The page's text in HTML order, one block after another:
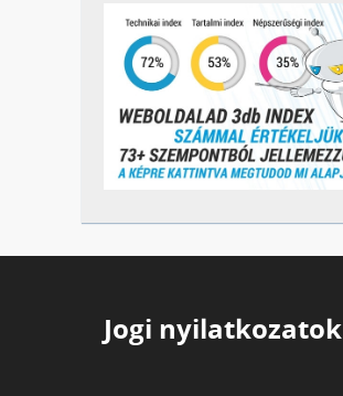
Jogi nyilatkozatok